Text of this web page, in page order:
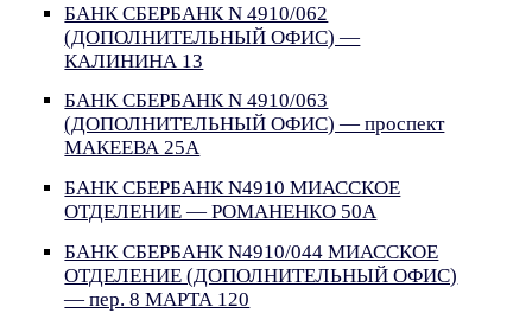
БАНК СБЕРБАНК N 4910/062
(ДОПОЛНИТЕЛЬНЫЙ ОФИС) —
КАЛИНИНА 13
БАНК СБЕРБАНК N 4910/063
(ДОПОЛНИТЕЛЬНЫЙ ОФИС) — проспект
МАКЕЕВА 25А
БАНК СБЕРБАНК N4910 МИАССКОЕ
ОТДЕЛЕНИЕ — РОМАНЕНКО 50А
БАНК СБЕРБАНК N4910/044 МИАССКОЕ
ОТДЕЛЕНИЕ (ДОПОЛНИТЕЛЬНЫЙ ОФИС)
— пер. 8 МАРТА 120